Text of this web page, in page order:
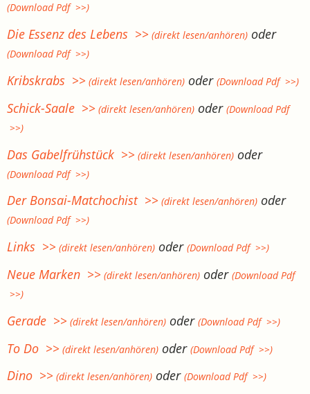
(Download Pdf >>)
Die Essenz des Lebens >> (direkt lesen/anhören) oder
(Download Pdf >>)
Kribskrabs >> (direkt lesen/anhören) oder(Download Pdf >>)
Schick-Saale >> (direkt lesen/anhören) oder(Download Pdf
>>)
Das Gabelfrühstück >> (direkt lesen/anhören) oder
(Download Pdf >>)
Der Bonsai-Matchochist >> (direkt lesen/anhören) oder
(Download Pdf >>)
Links >> (direkt lesen/anhören) oder(Download Pdf >>)
Neue Marken >> (direkt lesen/anhören) oder(Download Pdf
>>)
Gerade >> (direkt lesen/anhören) oder(Download Pdf >>)
To Do >> (direkt lesen/anhören) oder(Download Pdf >>)
Dino >> (direkt lesen/anhören) oder(Download Pdf >>)